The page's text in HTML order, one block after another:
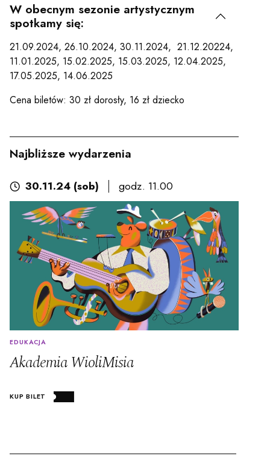
W obecnym sezonie artystycznym
spotkamy się:
21.09.2024, 26.10.2024, 30.11.2024, 21.12.20224,
11.01.2025, 15.02.2025, 15.03.2025, 12.04.2025,
17.05.2025, 14.06.2025
Cena biletów: 30 zł dorosły, 16 zł dziecko
Najbliższe wydarzenia
Czytaj więcej
30.11.24 (sob) godz. 11.00
EDUKACJA
Akademia WioliMisia
KUP BILET